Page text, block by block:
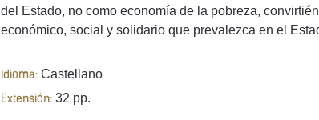
del Estado, no como economía de la pobreza,
económico, social y solidario que prevalezca en el
Idioma: Castellano
Extensión: 32 pp.